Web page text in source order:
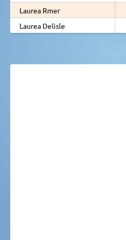
Laurea Rmer
Laurea Delisle